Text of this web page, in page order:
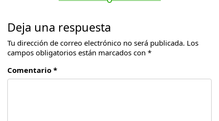
Deja una respuesta
Tu dirección de correo electrónico no será publicada. Los
campos obligatorios están marcados con *
Comentario *